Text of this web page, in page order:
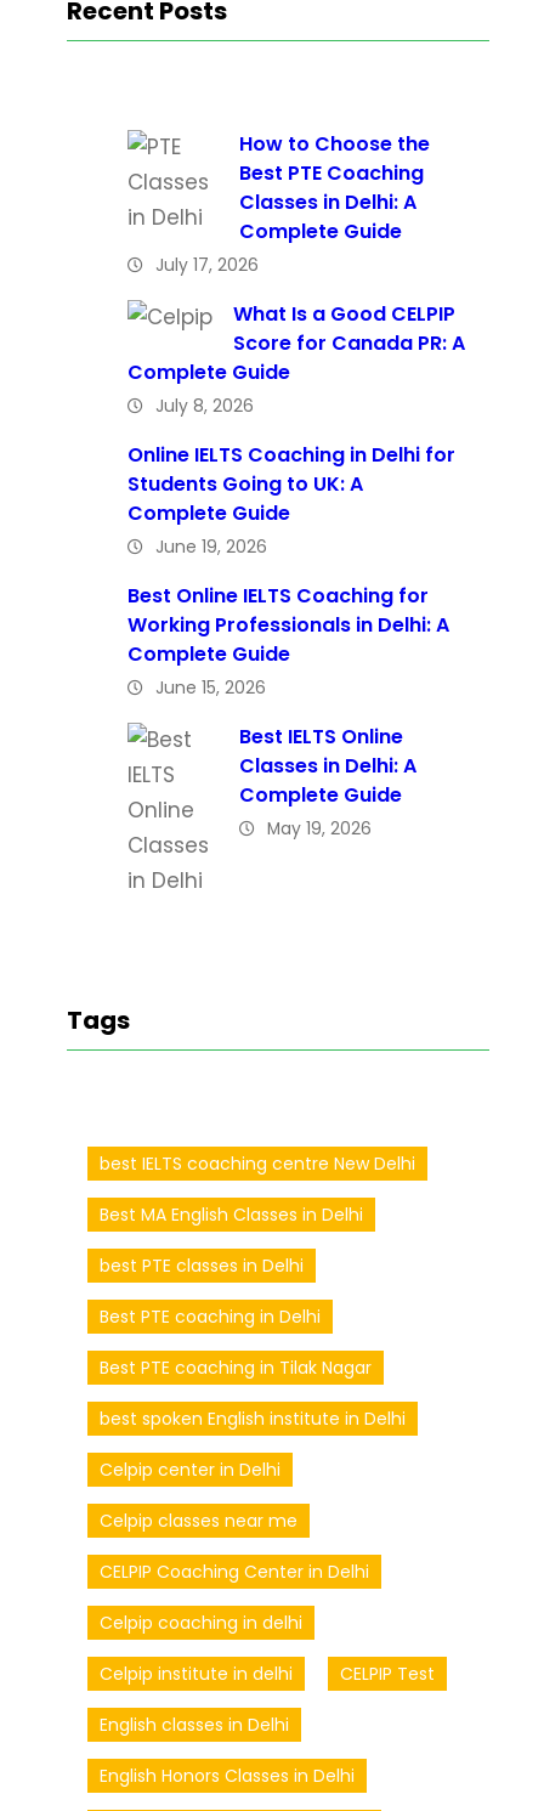
Recent Posts
How to Choose the
Best PTE Coaching
Classes in Delhi: A
Complete Guide
July 17, 2026
What Is a Good CELPIP
Score for Canada PR: A
Complete Guide
July 8, 2026
Online IELTS Coaching in Delhi for
Students Going to UK: A
Complete Guide
June 19, 2026
Best Online IELTS Coaching for
Working Professionals in Delhi: A
Complete Guide
June 15, 2026
Best IELTS Online
Classes in Delhi: A
Complete Guide
May 19, 2026
Tags
best IELTS coaching centre New Delhi
Best MA English Classes in Delhi
best PTE classes in Delhi
Best PTE coaching in Delhi
Best PTE coaching in Tilak Nagar
best spoken English institute in Delhi
Celpip center in Delhi
Celpip classes near me
CELPIP Coaching Center in Delhi
Celpip coaching in delhi
Celpip institute in delhi CELPIP Test
English classes in Delhi
English Honors Classes in Delhi